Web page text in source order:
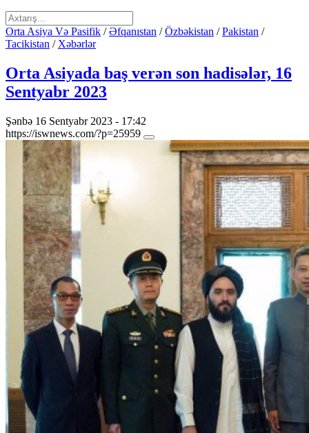
Orta Asiya Və Pasifik /Əfqanıstan /Özbəkistan /Pakistan /
Tacikistan / Xəbərlər
Orta Asiyada baş verən son hadisələr, 16
Sentyabr 2023
Şənbə 16 Sentyabr 2023 - 17:42
https://iswnews.com/?p=25959